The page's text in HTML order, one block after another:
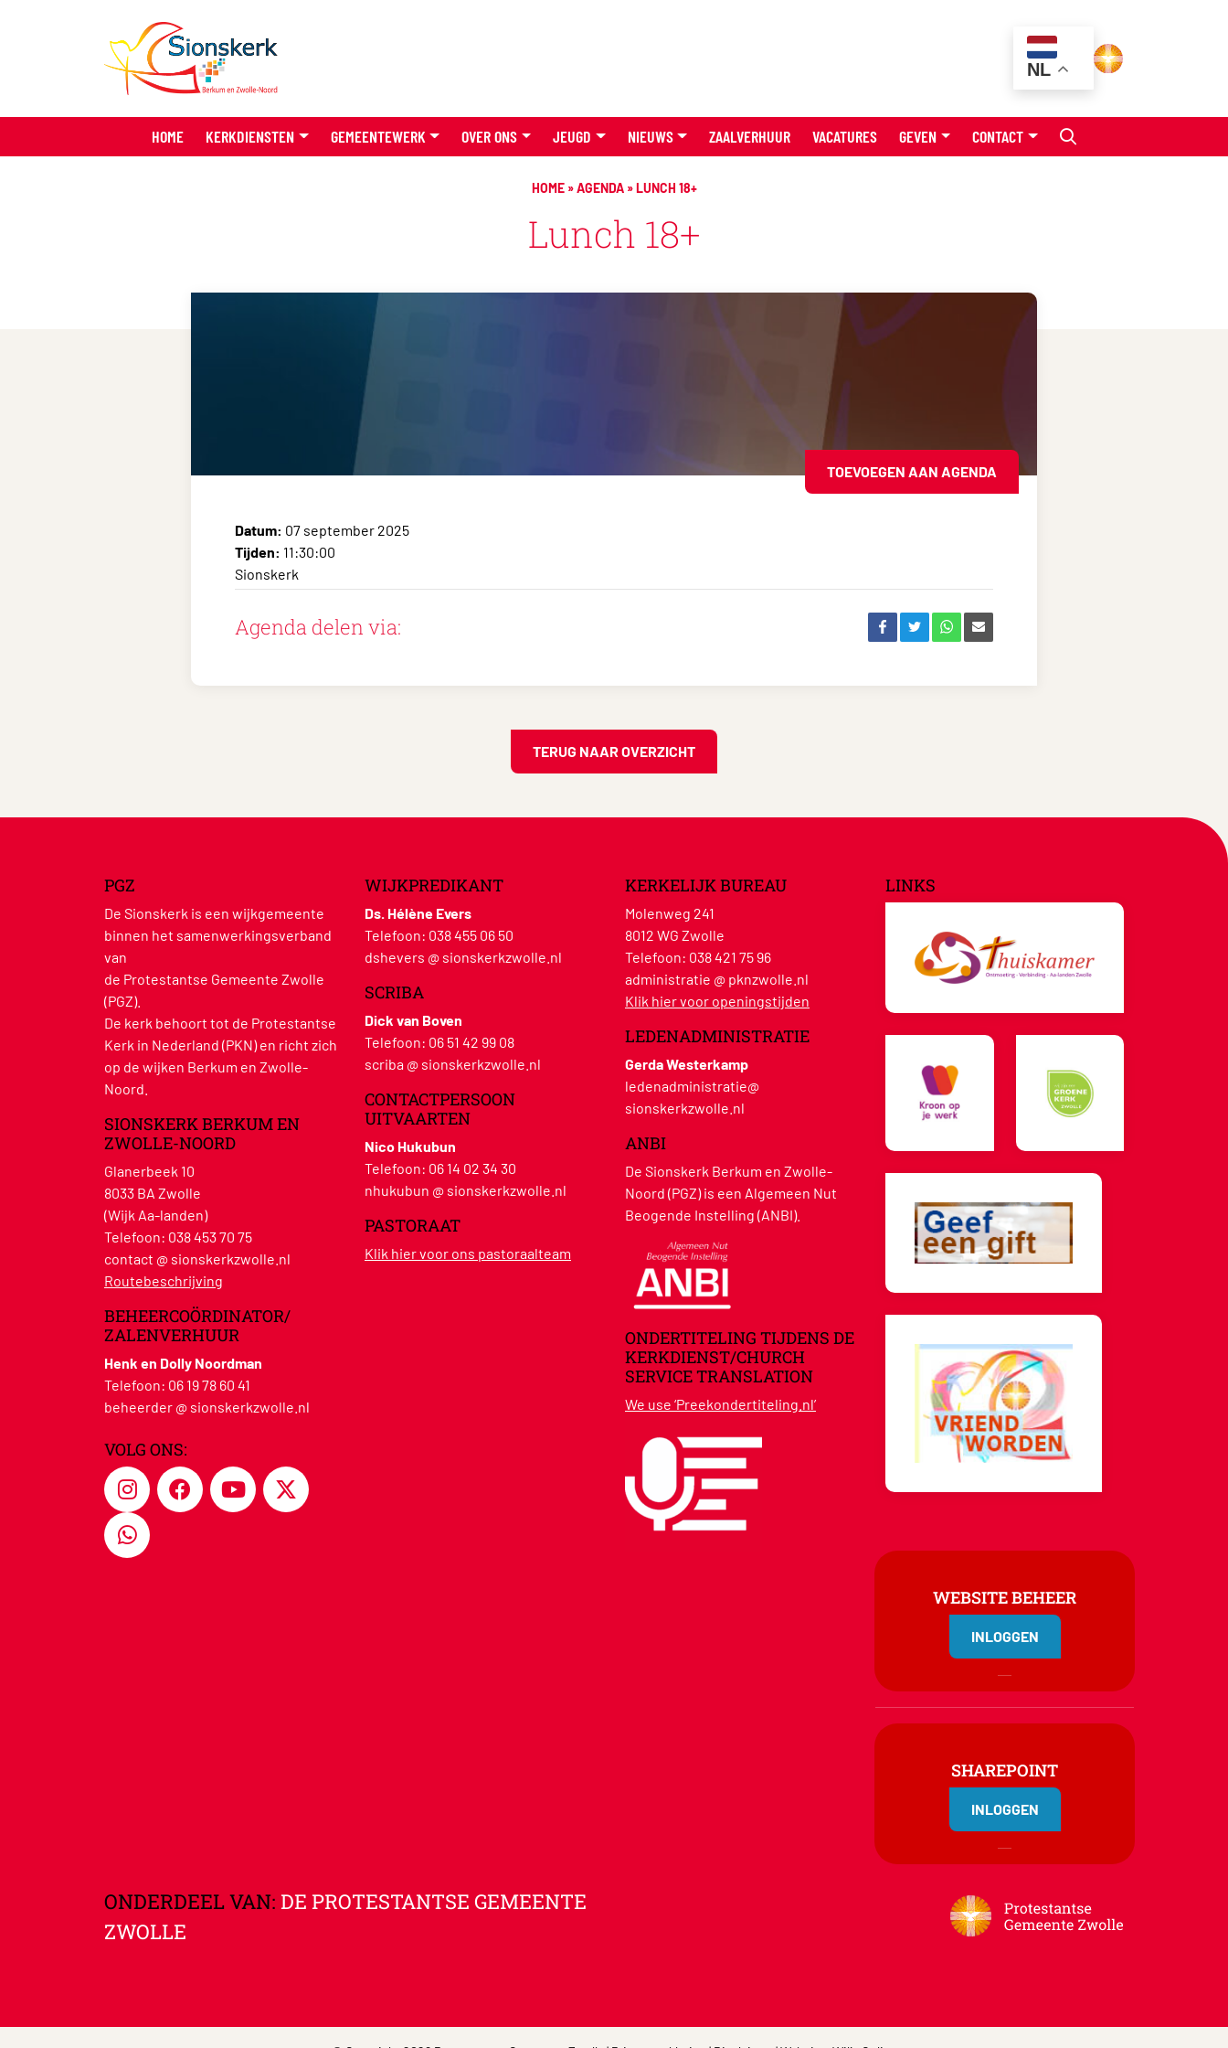
NL
HOME KERKDIENSTEN GEMEENTEWERK OVER ONS JEUGD NIEUWS ZAALVERHUUR VACATURES GEVEN CONTACT
HOME»AGENDA»LUNCH 18+
Lunch 18+
TOEVOEGEN AAN AGENDA
Datum: 07 september 2025
Tijden: 11:30:00
Sionskerk
Agenda delen via:
TERUG NAAR OVERZICHT
PGZ
De Sionskerk is een wijkgemeente
binnen het samenwerkingsverband
van
de Protestantse Gemeente Zwolle
(PGZ).
De kerk behoort tot de Protestantse
Kerk in Nederland (PKN) en richt zich
op de wijken Berkum en Zwolle-
Noord.
SIONSKERK BERKUM EN
ZWOLLE-NOORD
Glanerbeek 10
8033 BA Zwolle
(Wijk Aa-landen)
Telefoon: 038 453 70 75
contact @ sionskerkzwolle.nl
Routebeschrijving
BEHEERCOÖRDINATOR/
ZALENVERHUUR
Henk en Dolly Noordman
Telefoon: 06 19 78 60 41
beheerder @ sionskerkzwolle.nl
VOLG ONS:
WIJKPREDIKANT
Ds. Hélène Evers
Telefoon: 038 455 06 50
dshevers @ sionskerkzwolle.nl
SCRIBA
Dick van Boven
Telefoon: 06 51 42 99 08
scriba @ sionskerkzwolle.nl
CONTACTPERSOON
UITVAARTEN
Nico Hukubun
Telefoon: 06 14 02 34 30
nhukubun @ sionskerkzwolle.nl
PASTORAAT
Klik hier voor ons pastoraalteam
KERKELIJK BUREAU
Molenweg 241
8012 WG Zwolle
Telefoon: 038 421 75 96
administratie @ pknzwolle.nl
Klik hier voor openingstijden
LEDENADMINISTRATIE
Gerda Westerkamp
ledenadministratie@
sionskerkzwolle.nl
ANBI
De Sionskerk Berkum en Zwolle-
Noord (PGZ) is een Algemeen Nut
Beogende Instelling (ANBI).
ONDERTITELING TIJDENS DE
KERKDIENST/CHURCH
SERVICE TRANSLATION
We use ‘Preekondertiteling.nl’
LINKS
WEBSITE BEHEER
INLOGGEN
SHAREPOINT
INLOGGEN
ONDERDEEL VAN: DE PROTESTANTSE GEMEENTE
ZWOLLE